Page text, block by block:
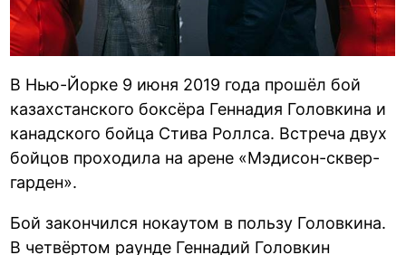
В Нью-Йорке 9 июня 2019 года прошёл бой
казахстанского боксёра Геннадия Головкина и
канадского бойца Стива Роллса. Встреча двух
бойцов проходила на арене «Мэдисон-сквер-
гарден».
Бой закончился нокаутом в пользу Головкина.
В четвёртом раунде Геннадий Головкин